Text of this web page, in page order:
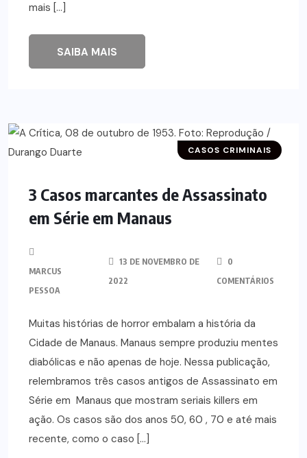
mais […]
SAIBA MAIS
CASOS CRIMINAIS
3 Casos marcantes de Assassinato
em Série em Manaus
MARCUS
PESSOA
13 DE NOVEMBRO DE
2022
0
COMENTÁRIOS
Muitas histórias de horror embalam a história da
Cidade de Manaus. Manaus sempre produziu mentes
diabólicas e não apenas de hoje. Nessa publicação,
relembramos três casos antigos de Assassinato em
Série em Manaus que mostram seriais killers em
ação. Os casos são dos anos 50, 60 , 70 e até mais
recente, como o caso […]